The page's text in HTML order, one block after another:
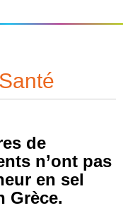
de
n’ont pas
en sel
Grèce.